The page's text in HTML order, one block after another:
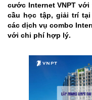
cước Internet VNPT
cầu học tập, giải trí tại
các dịch vụ combo
với chi phí hợp lý.